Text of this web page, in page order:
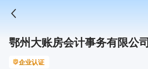
鄂州大账房会计事务有限公司
企业认证